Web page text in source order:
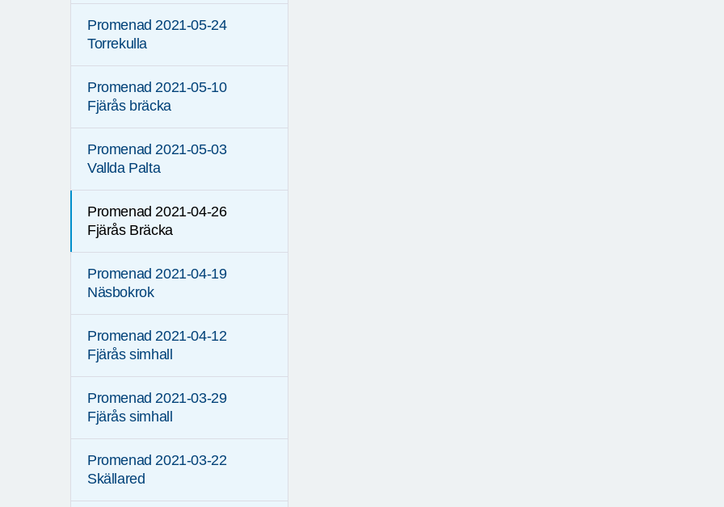
Promenad 2021-05-24
Torrekulla
Promenad 2021-05-10
Fjärås bräcka
Promenad 2021-05-03
Vallda Palta
Promenad 2021-04-26
Fjärås Bräcka
Promenad 2021-04-19
Näsbokrok
Promenad 2021-04-12
Fjärås simhall
Promenad 2021-03-29
Fjärås simhall
Promenad 2021-03-22
Skällared